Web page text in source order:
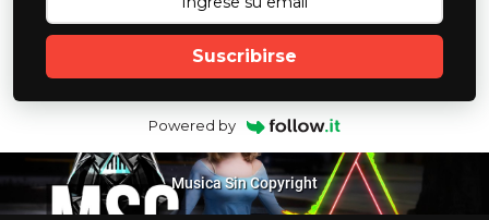
Suscribirse
Powered by
Musica Sin Copyright